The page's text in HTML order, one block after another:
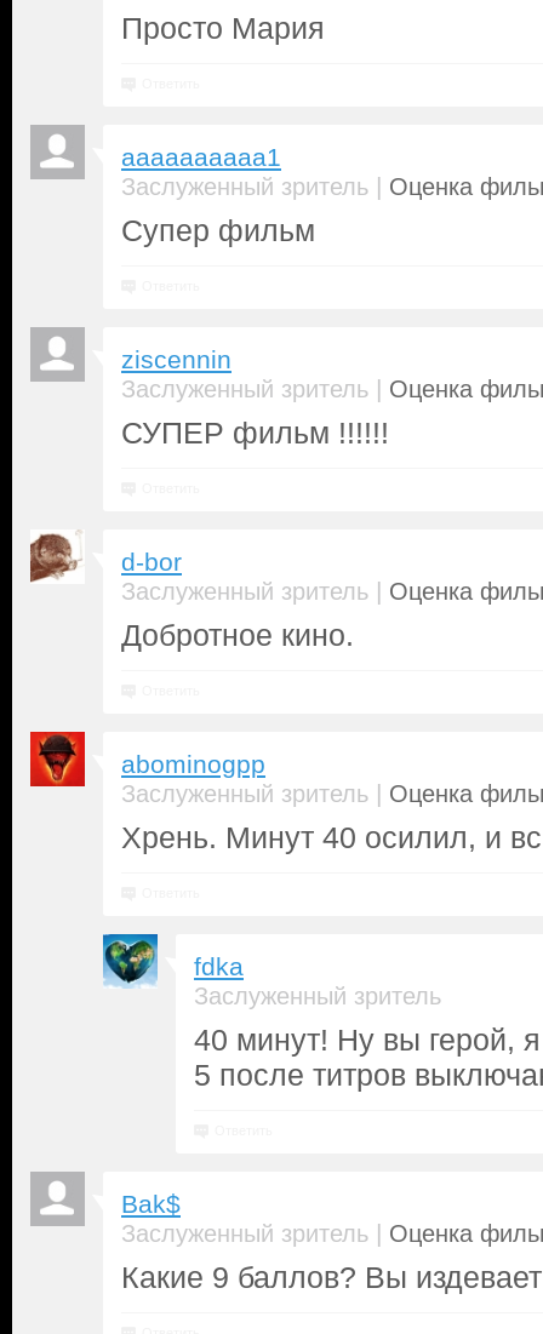
Просто Мария
aaaaaaaaaa1
Заслуженный зритель | Оценка
Супер фильм
ziscennin
Заслуженный зритель | Оценка
СУПЕР фильм !!!!!!
d-bor
Заслуженный зритель | Оценка
Добротное кино.
abominogpp
Заслуженный зритель | Оценка
Хрень. Минут 40 осилил, и
fdka
Заслуженный зритель
40 минут! Ну вы герой,
5 после титров
Bak$
Заслуженный зритель | Оценка
Какие 9 баллов? Вы